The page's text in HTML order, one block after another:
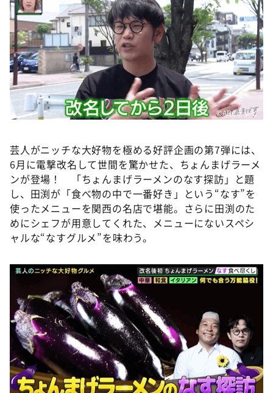
©️ABCテレビ
芸人がニッチな大好物を極める好評企画の第7弾には、
6月に電撃改名して世間を驚かせた、ちょんまげラーメ
ンが登場！ 「ちょんまげラーメンのなす探訪」と題
し、田渕が「食べ物の中で一番好き」という“なす”を
使ったメニューを関西の名店で堪能。さらに田渕のた
めにシェフが用意してくれた、メニューにないスペシ
ャルな“なすグルメ”を味わう。